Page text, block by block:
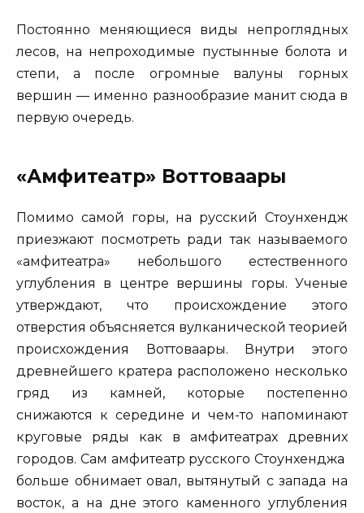
Постоянно меняющиеся виды непроглядных
лесов, на непроходимые пустынные болота и
степи, а после огромные валуны горных
вершин — именно разнообразие манит сюда в
первую очередь.
«Амфитеатр» Воттоваары
Помимо самой горы, на русский Стоунхендж
приезжают посмотреть ради так называемого
«амфитеатра» небольшого естественного
углубления в центре вершины горы. Ученые
утверждают, что происхождение этого
отверстия объясняется вулканической теорией
происхождения Воттоваары. Внутри этого
древнейшего кратера расположено несколько
гряд из камней, которые постепенно
снижаются к середине и чем-то напоминают
круговые ряды как в амфитеатрах древних
городов. Сам амфитеатр русского Стоунхенджа
больше обнимает овал, вытянутый с запада на
восток, а на дне этого каменного углубления